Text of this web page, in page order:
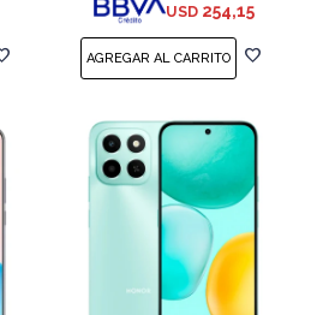
USD 254,15
COMPARAR